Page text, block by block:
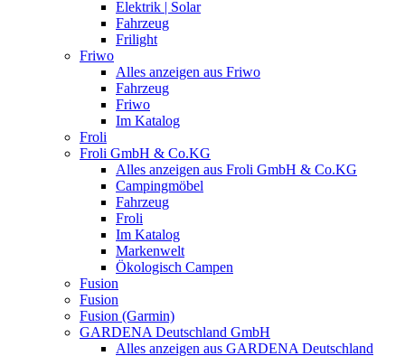
Elektrik | Solar
Fahrzeug
Frilight
Friwo
Alles anzeigen aus Friwo
Fahrzeug
Friwo
Im Katalog
Froli
Froli GmbH & Co.KG
Alles anzeigen aus Froli GmbH & Co.KG
Campingmöbel
Fahrzeug
Froli
Im Katalog
Markenwelt
Ökologisch Campen
Fusion
Fusion
Fusion (Garmin)
GARDENA Deutschland GmbH
Alles anzeigen aus GARDENA Deutschland